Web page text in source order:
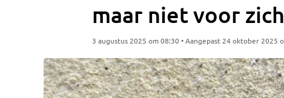
maar niet voor
3 augustus 2025 om 08:30 • Aangepast 24 oktober 2025